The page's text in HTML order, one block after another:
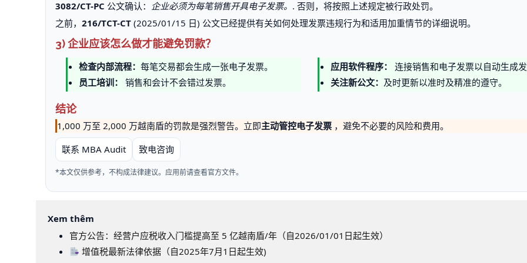
3082/CT-PC 公文确认： 企业必须为每笔销售开具电子发票。 . 否则，将按照上述规定被行政处罚。
之前， 216/TCT-CT(2025/01/15 日) 公文已经提供有关如何处理发票违规行为和适用加重情节的详细说明。
3) 企业应该怎么做才能避免罚款？
检查内部流程：每笔交易都会生成一张电子发票。
员工培训：
销售和会计不会错过发票。
应用软件程序：
连接销售和电子发票以自动生成
关注新公文： 及时更新以准时及精准的遵守。
结论
1,000 万至 2,000 万越南盾的罚款是强烈警告。立即主动管控电子发票，避免不必要的风险和费用。
联系 MBA Audit
致电咨询
*本文仅供参考，不构成法律建议。应用前请查看官方文件。
Xem thêm
官方公告：经营户应税收入门槛提高至 5 亿越南盾/年（自2026/01/01日起生效）
增值税最新法律依据（自2025年7月1日起生效)